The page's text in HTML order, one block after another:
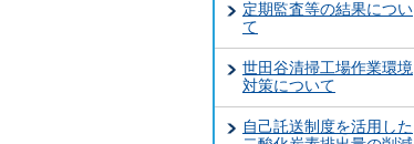
定期監査等の結果につい
て
世田谷清掃工場作業環境
対策について
自己託送制度を活用した